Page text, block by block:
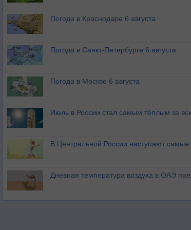
Погода в Краснодаре 6 августа
Погода в Санкт-Петербурге 6 августа
Погода в Москве 6 августа
Июль в России стал самым тёплым за
В Центральной России наступают самые
Дневная температура воздуха в ОАЭ